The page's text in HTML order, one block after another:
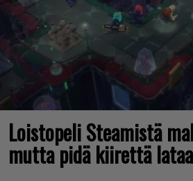
Loistopeli Steamistä
mutta pidä kiirettä